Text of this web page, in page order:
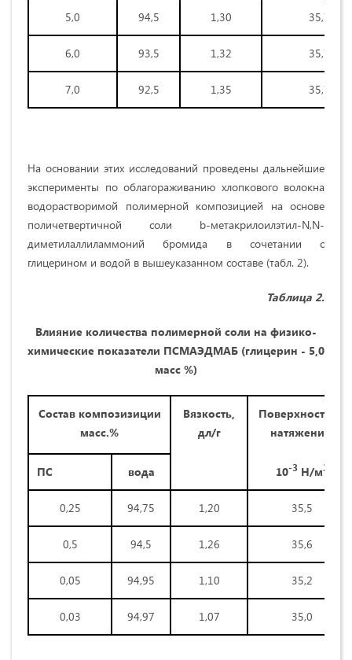
5,0 94,5 1,30 35,7
6,0 93,5 1,32 35,7
7,0 92,5 1,35 35,7
На основании этих исследований проведены дальнейшие
эксперименты по облагораживанию хлопкового волокна
водорастворимой полимерной композицией на основе
поличетвертичной соли b-метакрилоилэтил-N,N-
диметилаллиламмоний бромида в сочетании с
глицерином и водой в вышеуказанном составе (табл. 2).
Таблица 2.
Влияние количества полимерной соли на физико-
химические показатели ПСМАЭДМАБ (глицерин - 5,0
масс %)
Состав композизиции
масс.%
Вязкость,
дл/г
Поверхностное
натяжение,
10-3Н/м2
ПС вода
0,25 94,75 1,20 35,5
0,5 94,5 1,26 35,6
0,05 94,95 1,10 35,2
0,03 94,97 1,07 35,0